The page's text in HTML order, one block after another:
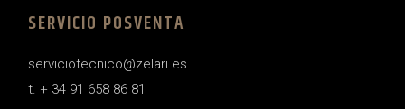
SERVICIO POSVENTA
serviciotecnico@zelari.es
t. + 34 91 658 86 81